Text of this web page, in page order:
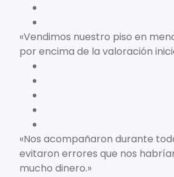
«Vendimos nuestro piso en
por encima de la valoración
«Nos acompañaron durante
evitaron errores que nos
mucho dinero.»